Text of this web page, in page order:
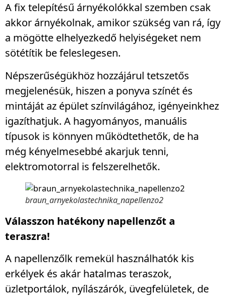
A fix telepítésű árnyékolókkal szemben csak
akkor árnyékolnak, amikor szükség van rá, így
a mögötte elhelyezkedő helyiségeket nem
sötétítik be feleslegesen.
Népszerűségükhöz hozzájárul tetszetős
megjelenésük, hiszen a ponyva színét és
mintáját az épület színvilágához, igényeinkhez
igazíthatjuk. A hagyományos, manuális
típusok is könnyen működtethetők, de ha
még kényelmesebbé akarjuk tenni,
elektromotorral is felszerelhetők.
braun_arnyekolastechnika_napellenzo2
Válasszon hatékony napellenzőt a
teraszra!
A napellenzőlk remekül használhatók kis
erkélyek és akár hatalmas teraszok,
üzletportálok, nyílászárók, üvegfelületek, de